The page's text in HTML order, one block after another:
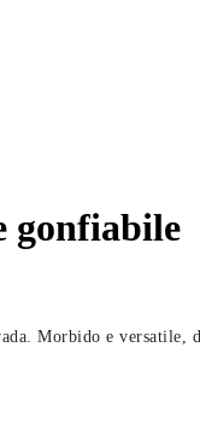
gonfiabile
Morbido e versatile,